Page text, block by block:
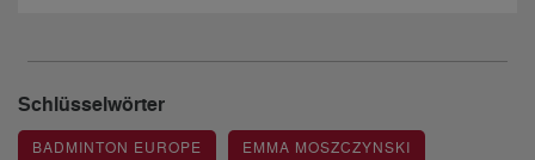
Schlüsselwörter
BADMINTON EUROPE EMMA MOSZCZYNSKI